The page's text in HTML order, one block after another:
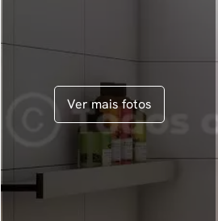
Ver mais fotos